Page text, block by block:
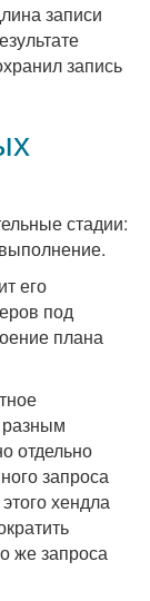
записи
запись
стадии:
его
под
плана
разным
отдельно
запроса
хендла
же запроса